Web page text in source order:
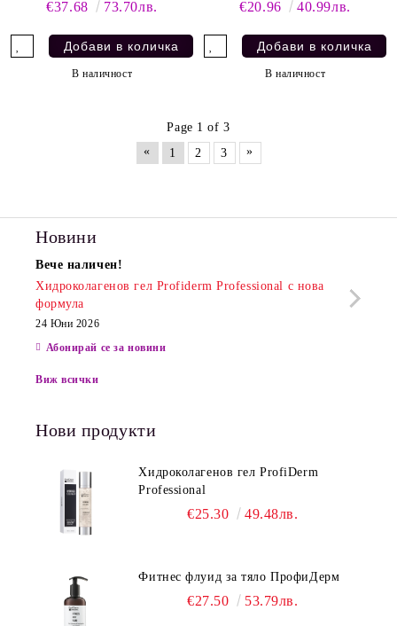
€37.68 73.70лв.
В наличност
€20.96 40.99лв.
В наличност
Page 1 of 3
«
1 2 3 »
Новини
Вече наличен!
Хидроколагенов гел Profiderm Professional с нова
формула
24 Юни 2026
Абонирай се за новини
Виж всички
Нови продукти
Хидроколагенов гел ProfiDerm
Professional
€25.30 49.48лв.
Фитнес флуид за тяло ПрофиДерм
€27.50 53.79лв.